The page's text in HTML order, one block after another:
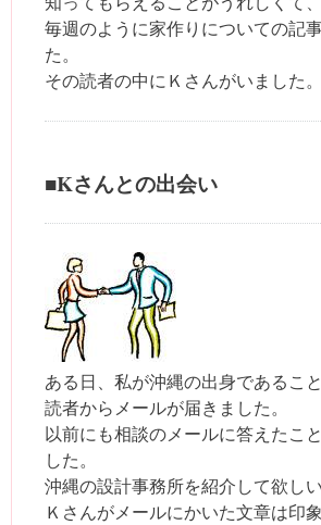
毎週のように家作りについての記
た。
その読者の中にＫさんがいました。
■Kさんとの出会い
ある日、私が沖縄の出身であるこ
読者からメールが届きました。
以前にも相談のメールに答えたこ
した。
沖縄の設計事務所を紹介して欲し
Ｋさんがメールにかいた文章は印象